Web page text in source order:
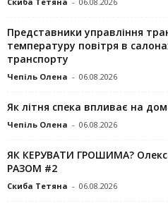
Представники управління
температуру повітря в
транспорту
Чепіль Олена - 06.08.2026
Як літня спека впливає на
Чепіль Олена - 06.08.2026
ЯК КЕРУВАТИ ГРОШИМА?
РАЗОМ #2
Скиба Тетяна - 06.08.2026